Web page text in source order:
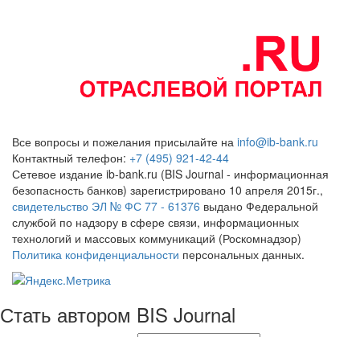
Все вопросы и пожелания присылайте на info@ib-bank.ru
Контактный телефон: +7 (495) 921-42-44
Сетевое издание ib-bank.ru (BIS Journal - информационная
безопасность банков) зарегистрировано 10 апреля 2015г.,
свидетельство ЭЛ № ФС 77 - 61376 выдано Федеральной
службой по надзору в сфере связи, информационных
технологий и массовых коммуникаций (Роскомнадзор)
Политика конфиденциальности персональных данных.
Стать автором BIS Journal